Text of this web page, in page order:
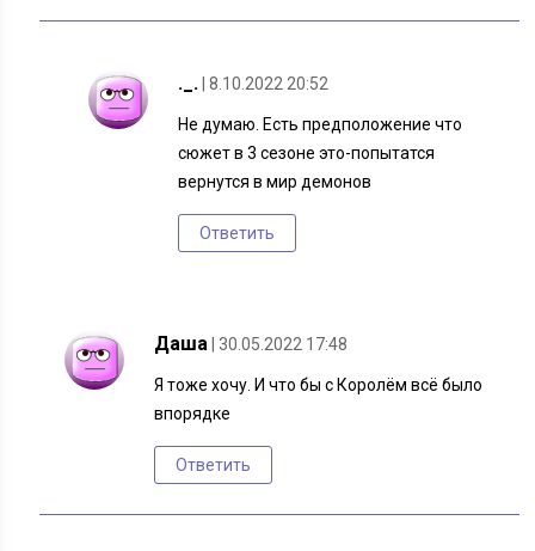
._. | 8.10.2022 20:52
Не думаю. Есть предположение что
сюжет в 3 сезоне это-попытатся
вернутся в мир демонов
Ответить
Даша | 30.05.2022 17:48
Я тоже хочу. И что бы с Королём всё было
впорядке
Ответить